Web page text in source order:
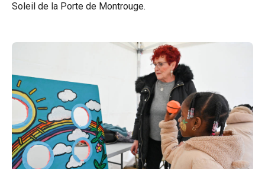
Soleil de la Porte de Montrouge.